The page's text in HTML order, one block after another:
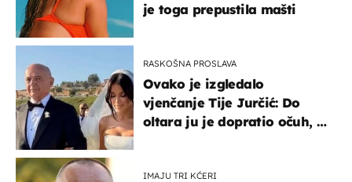
je toga prepustila mašti
RASKOŠNA PROSLAVA
Ovako je izgledalo
vjenčanje Tije Jurčić: Do
oltara ju je dopratio očuh, a
IMAJU TRI KĆERI